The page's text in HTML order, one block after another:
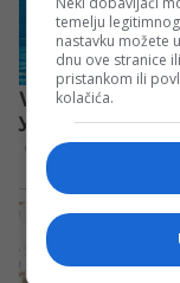
temelju
nastavku možete
dnu ove stranice
pristankom ili
kolačića.